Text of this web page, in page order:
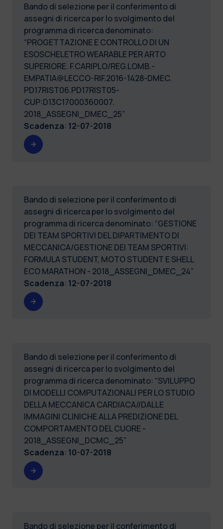
Bando di selezione per il conferimento di
assegni di ricerca per lo svolgimento del
programma di ricerca denominato:
“PROGETTAZIONE E CONTROLLO DI UN
ESOSCHELETRO WEARABLE PER ARTO
SUPERIORE. F.CARIPLO/REG.LOMB.-
EMPATIA@LECCO-RIF.2016-1428-DMEC.
PD17RIST06.PD17RIST05-
CUP:D13C17000360007.
2018_ASSEGNI_DMEC_25”
Scadenza: 12-07-2018
Bando di selezione per il conferimento di
assegni di ricerca per lo svolgimento del
programma di ricerca denominato: “GESTIONE
DEI TEAM SPORTIVI DEL DIPARTIMENTO DI
MECCANICA/GESTIONE DEI TEAM SPORTIVI:
FORMULA STUDENT, MOTO STUDENT E SHELL
ECO MARATHON - 2018_ASSEGNI_DMEC_24”
Scadenza: 12-07-2018
Bando di selezione per il conferimento di
assegni di ricerca per lo svolgimento del
programma di ricerca denominato: “SVILUPPO
DI MODELLI COMPUTAZIONALI PER LO STUDIO
DELLA MECCANICA CARDIACA//DALLE
IMMAGINI CLINICHE ALLA PREDIZIONE DEL
COMPORTAMENTO DEL CUORE -
2018_ASSEGNI_DCMC_25”
Scadenza: 10-07-2018
Bando di selezione per il conferimento di